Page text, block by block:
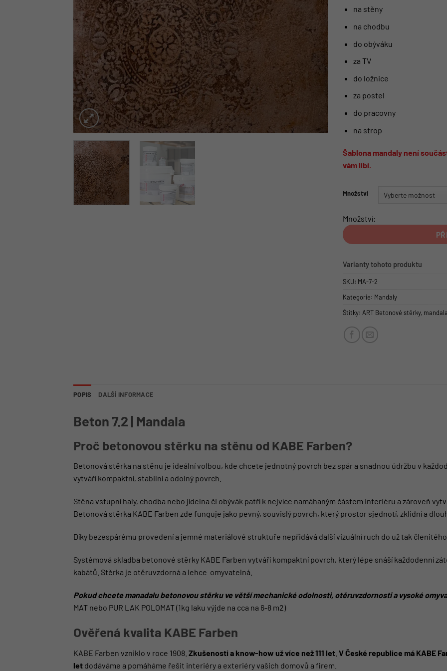
na stěny
na chodbu
do obýváku
za TV
do ložnice
za postel
do pracovny
na strop
Šablona mandaly není
vám líbí.
Množství
Množství:
Varianty tohoto produktu
SKU: MA-7-2
Kategorie: Mandaly
Štítky: ART Betonové stěrky, mandala
POPIS DALŠÍ INFORMACE
Beton 7.2 | Mandala
Proč betonovou stěrku na stěnu od KABE Farben?
Betonová stěrka na stěnu je ideální volbou, kde chcete jednotný povrch bez spár a snadnou údržbu v
vytváří kompaktní, stabilní a odolný povrch.
Stěna vstupní haly, chodba nebo jídelna či obývák patří k nejvíce namáhaným částem interiéru a zároveň
Betonová stěrka KABE Farben zde funguje jako pevný, souvislý povrch, který prostor sjednotí, zklidní a
Díky bezespárému provedení a jemné materiálové struktuře nepřidává další vizuální ruch do už tak
Systémová skladba betonové stěrky KABE Farben vytváří kompaktní povrch, který lépe snáší každodenní
kabátů. Stěrka je otěruvzdorná a lehce omyvatelná.
Pokud chcete manadalu betonovou stěrku ve větší mechanické odolnosti, otěruvzdornosti a vysoké
MAT nebo PUR LAK POLOMAT(1kg laku výjde na cca na 6-8 m2)
Ověřená kvalita KABE Farben
KABE Farben vzniklo v roce 1908. Zkušenosti a know-how už více než 111 let V České republice má KABE
let dodáváme a pomáháme řešit interiéry a exteriéry vašich domovů a firem.